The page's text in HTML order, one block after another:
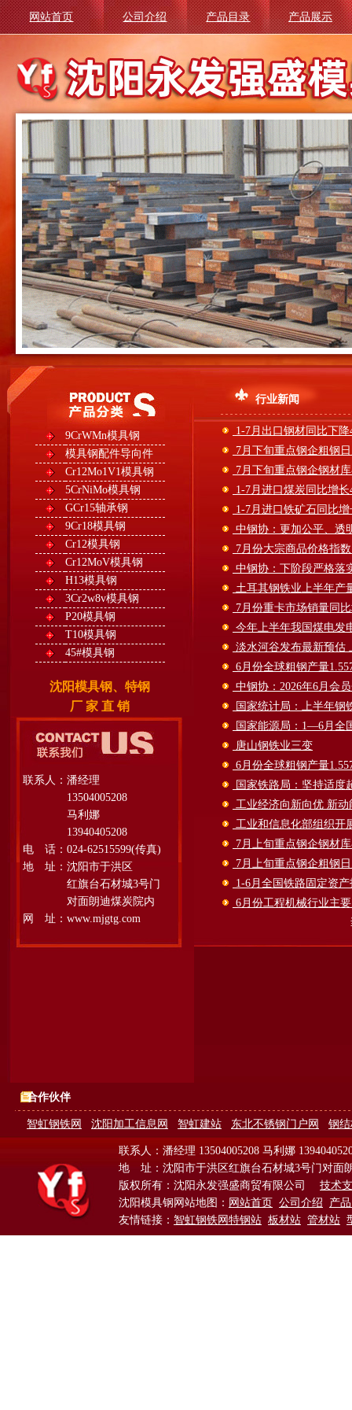
网站首页 公司介绍 产品目录 产品展示
9CrWMn模具钢
模具钢配件导向件
Cr12Mo1V1模具钢
5CrNiMo模具钢
GCr15轴承钢
9Cr18模具钢
Cr12模具钢
Cr12MoV模具钢
H13模具钢
3Cr2w8v模具钢
P20模具钢
T10模具钢
45#模具钢
沈阳模具钢、特钢
厂 家 直 销
联系人：潘经理
13504005208
马利娜
13940405208
电 话：024-62515599(传真)
地 址：沈阳市于洪区
红旗台石材城3号门
对面朗迪煤炭院内
网 址：www.mjgtg.com
行业新闻
1-7月出口钢材同比下降
7月下旬重点钢企粗钢
7月下旬重点钢企钢材
1-7月进口煤炭同比增长
1-7月进口铁矿石同比增
中钢协：更加公平、透
7月份大宗商品价格指
中钢协：下阶段严格落
土耳其钢铁业上半年产
7月份重卡市场销量同
今年上半年我国煤电发
淡水河谷发布最新预估
6月份全球粗钢产量
中钢协：2026年6月会
国家统计局：上半年钢
国家能源局：1—6月全
唐山钢铁业三变
6月份全球粗钢产量
国家铁路局：坚持适度
工业经济向新向优 新动
工业和信息化部组织开
7月上旬重点钢企钢材
7月上旬重点钢企粗钢
1-6月全国铁路固定资
6月份工程机械行业主
合作伙伴
智虹钢铁网 沈阳加工信息网 智虹建站 东北不锈钢门户网 钢
联系人：潘经理 13504005208 马利娜
地 址：沈阳市于洪区红旗台石材城3号门对面
版权所有：沈阳永发强盛商贸有限公司 技术
沈阳模具钢网站地图： 网站首页 公司介绍
产
友情链接： 智虹钢铁网特钢站 板材站 管材站